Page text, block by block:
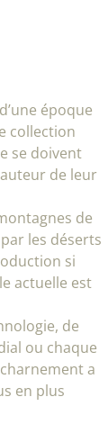
époque
collection
se doivent
de leur
de
les déserts
si
actuelle est
de
ou chaque
a
en plus